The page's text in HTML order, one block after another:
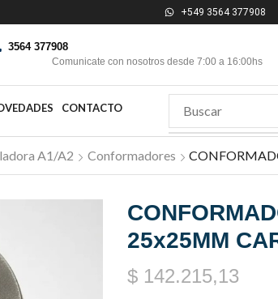
+549 3564 377908
3564 377908
Comunicate con nosotros desde 7:00 a 16:00hs
CONTACTO
A1/A2 Conformadores
25x25MM
$ 142.215,13